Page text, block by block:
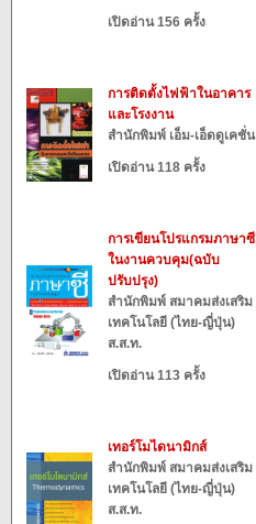
เปิดอ่าน 156 ครั้ง
การติดตั้งไฟฟ้าในอาคาร
และโรงงาน
สำนักพิมพ์ เอ็ม-เอ็ดดูเคชั่น
เปิดอ่าน 118 ครั้ง
การเขียนโปรแกรมภาษาซี
ในงานควบคุม(ฉบับ
ปรับปรุง)
สำนักพิมพ์ สมาคมส่งเสริม
เทคโนโลยี (ไทย-ญี่ปุ่น)
ส.ส.ท.
เปิดอ่าน 113 ครั้ง
เทอร์โมไดนามิกส์
สำนักพิมพ์ สมาคมส่งเสริม
เทคโนโลยี (ไทย-ญี่ปุ่น)
ส.ส.ท.